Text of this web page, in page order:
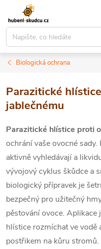
obsah
Biologická ochrana
Parazitické
jablečnému
Parazitické hlístice proti
ochrání vaše ovocné
aktivně vyhledávají a
vývojový cyklus škůdce a
biologický přípravek je
bezpečný pro užitečný
pěstování ovoce. Aplikace
hlístice rozmíchat ve vodě
postřikem na kůru